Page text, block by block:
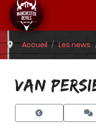
Accueil Les news
VAN